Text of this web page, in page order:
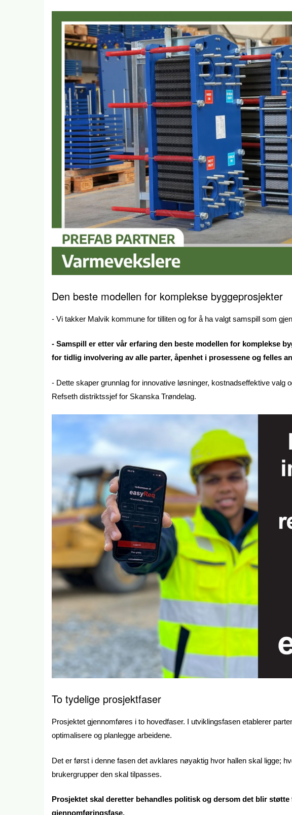
Den beste modellen for komplekse byggeprosjekter
- Vi takker Malvik kommune for tilliten og for å ha valgt samspill som
- Samspill er etter vår erfaring den beste modellen for komplekse
for tidlig involvering av alle parter, åpenhet i prosessene og felles
- Dette skaper grunnlag for innovative løsninger, kostnadseffektive valg
Refseth distriktssjef for Skanska Trøndelag.
To tydelige prosjektfaser
Prosjektet gjennomføres i to hovedfaser. I utviklingsfasen etablerer
optimalisere og planlegge arbeidene.
Det er først i denne fasen det avklares nøyaktig hvor hallen skal ligge;
brukergrupper den skal tilpasses.
Prosjektet skal deretter behandles politisk og dersom det blir
gjennomføringsfase.